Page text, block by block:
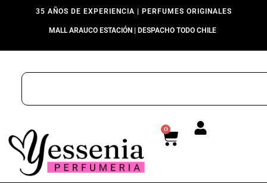
35 AÑOS DE EXPERIENCIA | PERFUMES ORIGINALES
MALL ARAUCO ESTACIÓN | DESPACHO TODO CHILE
0